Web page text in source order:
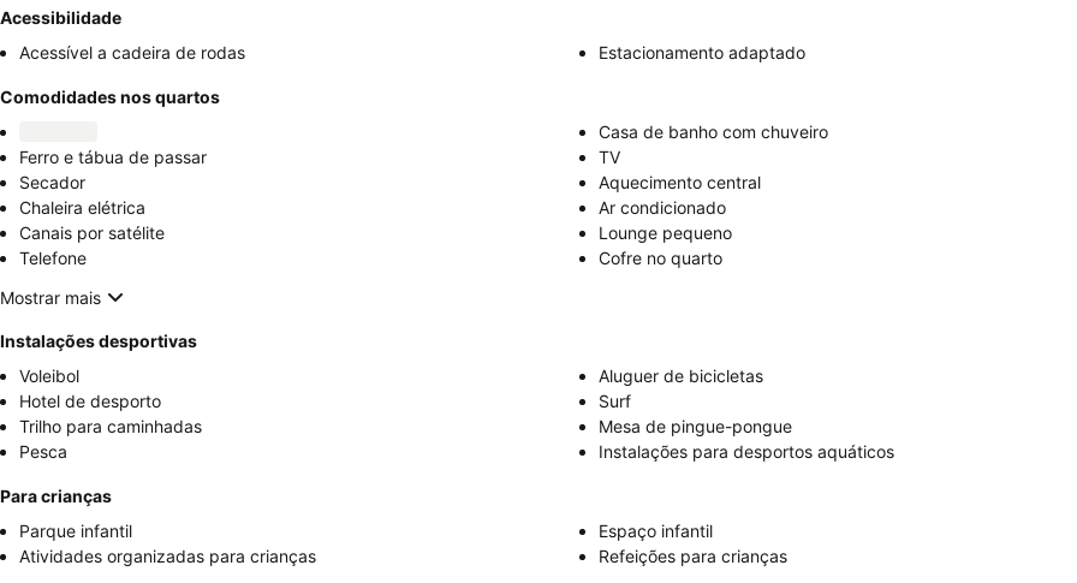
Acessibilidade
Acessível a cadeira de rodas
Estacionamento adaptado
Comodidades nos quartos
Casa de banho com chuveiro
Ferro e tábua de passar
TV
Secador
Aquecimento central
Chaleira elétrica
Ar condicionado
Canais por satélite
Lounge pequeno
Telefone
Cofre no quarto
Mostrar mais
Instalações desportivas
Voleibol
Aluguer de bicicletas
Hotel de desporto
Surf
Trilho para caminhadas
Mesa de pingue-pongue
Pesca
Instalações para desportos aquáticos
Para crianças
Parque infantil
Espaço infantil
Atividades organizadas para crianças
Refeições para crianças